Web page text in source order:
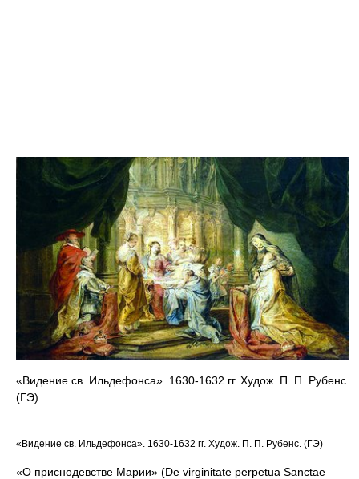
«Видение св. Ильдефонса». 1630-1632 гг. Худож. П. П. Рубенс.
(ГЭ)
«Видение св. Ильдефонса». 1630-1632 гг. Худож. П. П. Рубенс. (ГЭ)
«О приснодевстве Марии» (De virginitate perpetua Sanctae